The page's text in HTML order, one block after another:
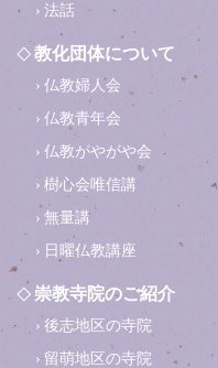
法話
教化団体について
仏教婦人会
仏教青年会
仏教がやがや会
樹心会唯信講
無量講
日曜仏教講座
崇教寺院のご紹介
後志地区の寺院
留萌地区の寺院